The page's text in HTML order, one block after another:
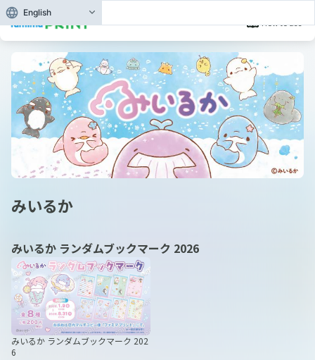
How to use
みいるか
みいるか ランダムブックマーク 2026
みいるか ランダムブックマーク 202
6
English